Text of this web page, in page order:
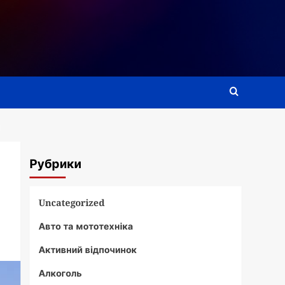
Рубрики
Uncategorized
Авто та мототехніка
Активний відпочинок
Алкоголь